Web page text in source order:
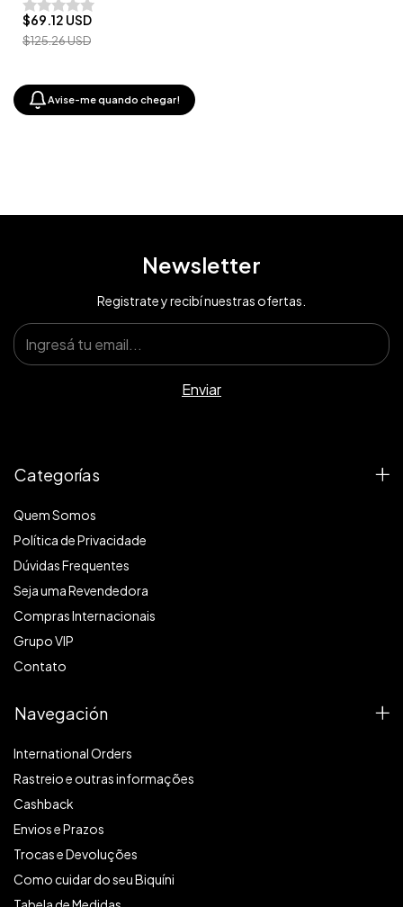
$69.12 USD
$125.26 USD
Avise-me quando chegar!
Newsletter
Registrate y recibí nuestras ofertas.
Categorías
Quem Somos
Política de Privacidade
Dúvidas Frequentes
Seja uma Revendedora
Compras Internacionais
Grupo VIP
Contato
Navegación
International Orders
Rastreio e outras informações
Cashback
Envios e Prazos
Trocas e Devoluções
Como cuidar do seu Biquíni